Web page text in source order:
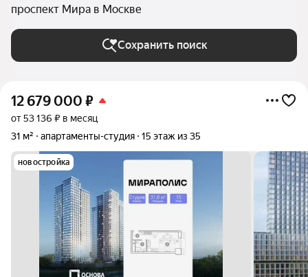
проспект Мира в Москве
Сохранить поиск
12 679 000 ₽
от 53 136 ₽ в месяц
31 м²
апартаменты-студия 15 этаж из 35
новостройка